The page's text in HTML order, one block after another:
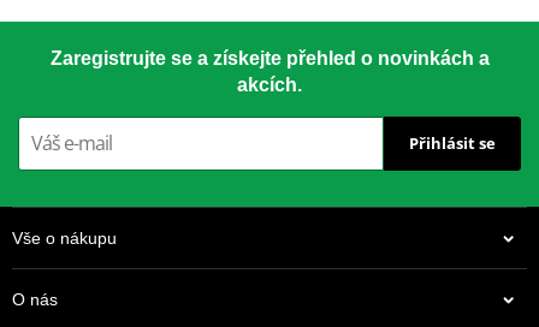
Zaregistrujte se a získejte přehled o novinkách a
akcích.
Přihlásit se
Vše o nákupu
O nás